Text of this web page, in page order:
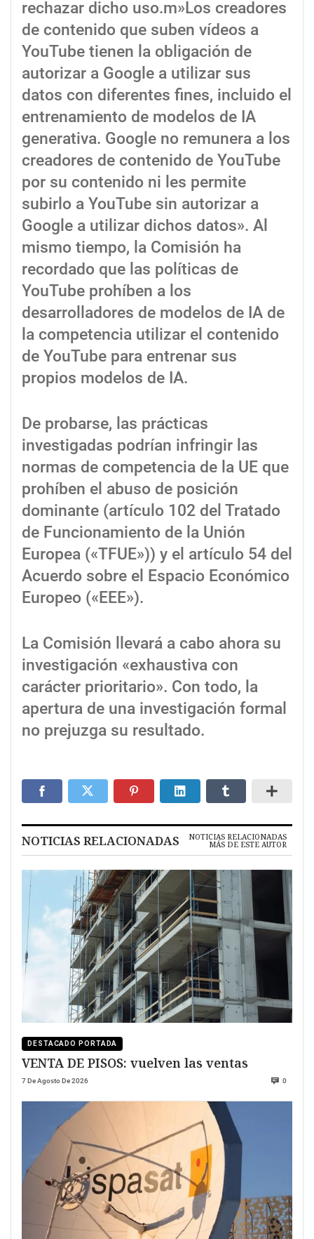
rechazar dicho uso.m»Los creadores
de contenido que suben vídeos a
YouTube tienen la obligación de
autorizar a Google a utilizar sus
datos con diferentes fines, incluido el
entrenamiento de modelos de IA
generativa. Google no remunera a los
creadores de contenido de YouTube
por su contenido ni les permite
subirlo a YouTube sin autorizar a
Google a utilizar dichos datos». Al
mismo tiempo, la Comisión ha
recordado que las políticas de
YouTube prohíben a los
desarrolladores de modelos de IA de
la competencia utilizar el contenido
de YouTube para entrenar sus
propios modelos de IA.
De probarse, las prácticas
investigadas podrían infringir las
normas de competencia de la UE que
prohíben el abuso de posición
dominante (artículo 102 del Tratado
de Funcionamiento de la Unión
Europea («TFUE»)) y el artículo 54 del
Acuerdo sobre el Espacio Económico
Europeo («EEE»).
La Comisión llevará a cabo ahora su
investigación «exhaustiva con
carácter prioritario». Con todo, la
apertura de una investigación formal
no prejuzga su resultado.
NOTICIAS RELACIONADAS NOTICIAS RELACIONADAS
MÁS DE ESTE AUTOR
DESTACADO PORTADA
VENTA DE PISOS: vuelven las ventas
7 De Agosto De 2026 0